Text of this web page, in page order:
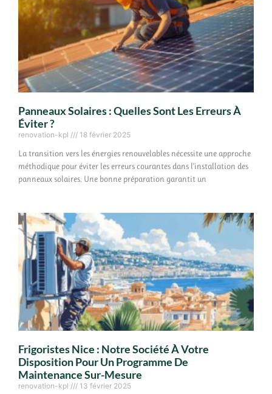
Panneaux Solaires : Quelles Sont Les Erreurs À
Éviter ?
renovation-kpl 18 février 2025
La transition vers les énergies renouvelables nécessite une approche
méthodique pour éviter les erreurs courantes dans l’installation des
panneaux solaires. Une bonne préparation garantit un
Frigoristes Nice : Notre Société À Votre
Disposition Pour Un Programme De
Maintenance Sur-Mesure
renovation-kpl 13 février 2025